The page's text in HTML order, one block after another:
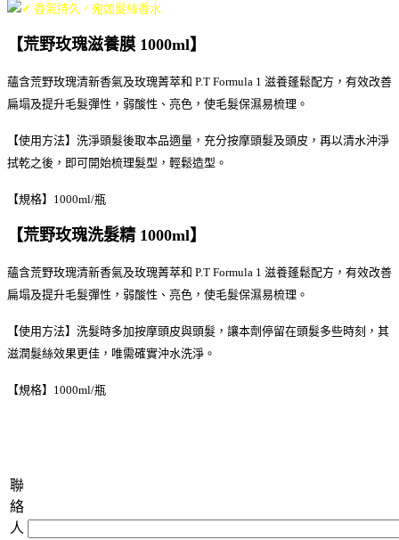
香氣持久，宛如髮絲香水
【荒野玫瑰滋養膜 1000ml】
蘊含荒野玫瑰清新香氣及玫瑰菁萃和 P.T Formula 1 滋養蓬鬆配方，有效改善
扁塌及提升毛髮彈性，弱酸性、亮色，使毛髮保濕易梳理。
【使用方法】洗淨頭髮後取本品適量，充分按摩頭髮及頭皮，再以清水沖淨
拭乾之後，即可開始梳理髮型，輕鬆造型。
【規格】1000ml/瓶
【荒野玫瑰洗髮精 1000ml】
蘊含荒野玫瑰清新香氣及玫瑰菁萃和 P.T Formula 1 滋養蓬鬆配方，有效改善
扁塌及提升毛髮彈性，弱酸性、亮色，使毛髮保濕易梳理。
【使用方法】洗髮時多加按摩頭皮與頭髮，讓本劑停留在頭髮多些時刻，其
滋潤髮絲效果更佳，唯需確實沖水洗淨。
【規格】1000ml/瓶
聯
絡
人